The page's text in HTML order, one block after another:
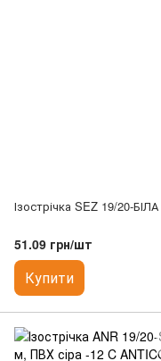
Ізострічка SEZ 19/20-БІЛА
51.09 грн/шт
Купити